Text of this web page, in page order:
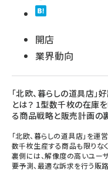
開店
業界動向
「北欧、暮らしの道具店」
とは？ 1型数千枚の在庫
る商品戦略と販売計画の
「北欧、暮らしの道具店」を運
数千枚生産する商品も限りな
裏側には、解像度の高いユー
要予測、最適な訴求を行う販